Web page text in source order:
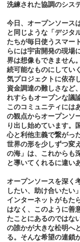
洗練された協調のシス
今日、オープンソース
と同じような「デジタ
たちが毎日使うスマー
らには宇宙開発の現場
界は想像もできません
続可能なものにしてい
気プロジェクトに依存
資金調達の難しさなど
れすらもオープンな議
このコミュニティには
の観点からオープンソ
り出し始めています。
心と利他主義で繋がっ
世界の形を少しずつ変
の海」は、これからも
と導いてくれるに違い
オープンソースを深く
したい、助け合いたい
インターネットがもた
はなく、このように善
たことにあるのではな
の誰かが大きな松明へ
る。そんな希望の連鎖